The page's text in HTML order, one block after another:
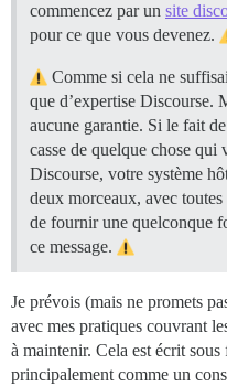
commencez par un site
pour ce que vous devenez.
Comme si cela ne
que d’expertise Discourse.
aucune garantie. Si le fait
casse de quelque chose
Discourse, votre système
deux morceaux, avec
de fournir une quelconque
ce message.
Je prévois (mais ne promets
avec mes pratiques couvrant
à maintenir. Cela est écrit
principalement comme un